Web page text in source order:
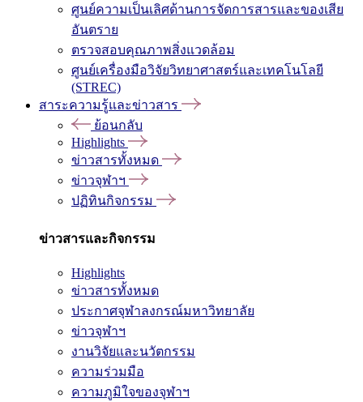
ศูนย์ความเป็นเลิศด้านการจัดการสารและของเสีย
อันตราย
ตรวจสอบคุณภาพสิ่งแวดล้อม
ศูนย์เครื่องมือวิจัยวิทยาศาสตร์และเทคโนโลยี
(STREC)
สาระความรู้และข่าวสาร
ย้อนกลับ
Highlights
ข่าวสารทั้งหมด
ข่าวจุฬาฯ
ปฏิทินกิจกรรม
ข่าวสารและกิจกรรม
Highlights
ข่าวสารทั้งหมด
ประกาศจุฬาลงกรณ์มหาวิทยาลัย
ข่าวจุฬาฯ
งานวิจัยและนวัตกรรม
ความร่วมมือ
ความภูมิใจของจุฬาฯ